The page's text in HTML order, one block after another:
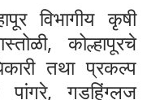
विभागीय कृषी
कोल्हापूरचे
तथा प्रकल्प
पांगरे,गडहिंग्लज